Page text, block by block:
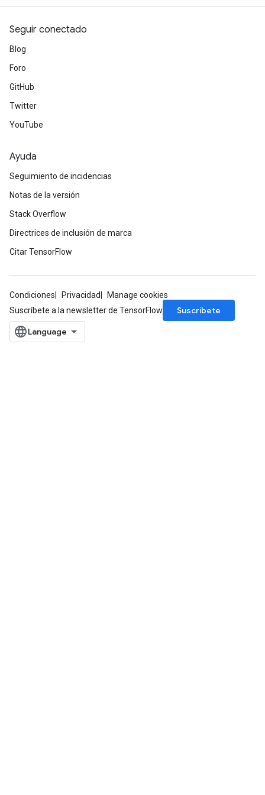
Seguir conectado
Blog
Foro
GitHub
Twitter
YouTube
Ayuda
Seguimiento de incidencias
Notas de la versión
Stack Overflow
Directrices de inclusión de marca
Citar TensorFlow
Condiciones Privacidad
Manage cookies
Suscríbete a la newsletter de TensorFlow
Suscríbete